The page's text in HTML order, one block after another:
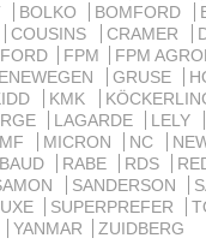
BOLKO BOMFORD
COUSINS CRAMER
FORD FPM
FPM
GRUSE
KMK
LAGARDE
LELY
MF MICRON NC
RABE RDS
SANDERSON
SUPERPREFER
YANMAR ZUIDBERG